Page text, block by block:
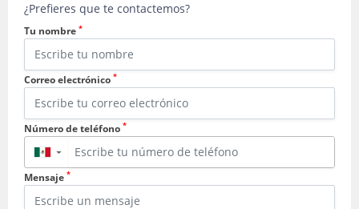
¿Prefieres que te contactemos?
Tu nombre *
Correo electrónico *
Número de teléfono *
▼
Mensaje *